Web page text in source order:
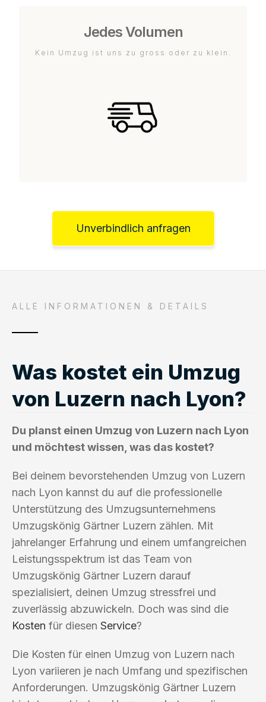
Jedes Volumen
Kein Umzug ist uns zu gross oder zu klein.
Unverbindlich anfragen
ALLE INFORMATIONEN & DETAILS
Was kostet ein Umzug
von Luzern nach Lyon?
Du planst einen Umzug von Luzern nach Lyon
und möchtest wissen, was das kostet?
Bei deinem bevorstehenden Umzug von Luzern
nach Lyon kannst du auf die professionelle
Unterstützung des Umzugsunternehmens
Umzugskönig Gärtner Luzern zählen. Mit
jahrelanger Erfahrung und einem umfangreichen
Leistungsspektrum ist das Team von
Umzugskönig Gärtner Luzern darauf
spezialisiert, deinen Umzug stressfrei und
zuverlässig abzuwickeln. Doch was sind die
Kosten für diesen Service?
Die Kosten für einen Umzug von Luzern nach
Lyon variieren je nach Umfang und spezifischen
Anforderungen. Umzugskönig Gärtner Luzern